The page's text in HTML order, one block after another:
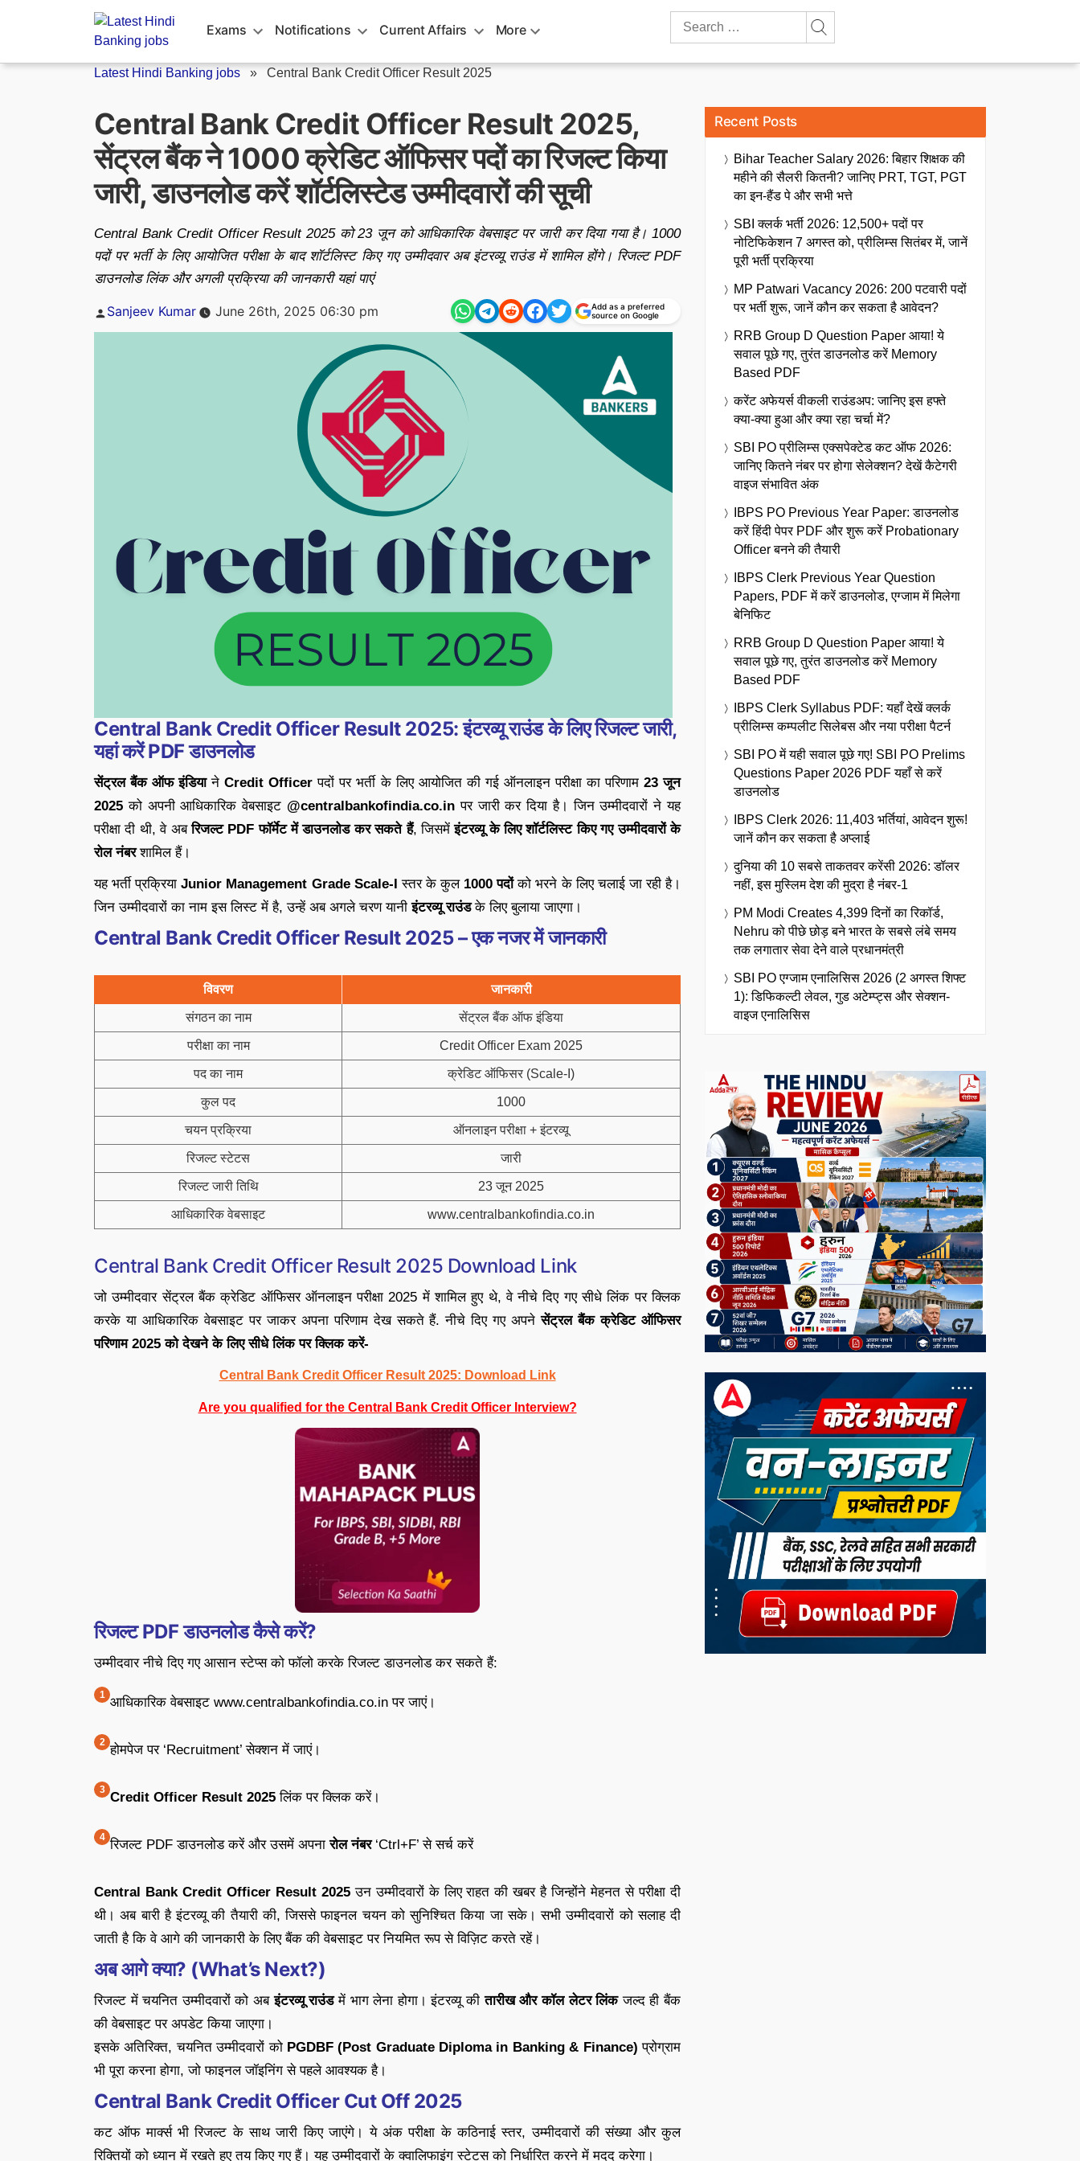
Exams Notifications Current Affairs More
Search
Latest Hindi Banking jobs » Central Bank Credit Officer Result 2025
Central Bank Credit Officer Result 2025,
सेंट्रल बैंक ने 1000 क्रेडिट ऑफिसर पदों का रिजल्ट किया
जारी, डाउनलोड करें शॉर्टलिस्टेड उम्मीदवारों की सूची
Central Bank Credit Officer Result 2025 को 23 जून को आधिकारिक वेबसाइट पर जारी कर दिया गया है। 1000
पदों पर भर्ती के लिए आयोजित परीक्षा के बाद शॉर्टलिस्ट किए गए उम्मीदवार अब इंटरव्यू राउंड में शामिल होंगे। रिजल्ट PDF
डाउनलोड लिंक और अगली प्रक्रिया की जानकारी यहां पाएं
Posted
Sanjeev Kumar June 26th, 2025 06:30 pm
Add as a preferred
source on Google
Central Bank Credit Officer Result 2025: इंटरव्यू राउंड के लिए रिजल्ट जारी,
यहां करें PDF डाउनलोड
सेंट्रल बैंक ऑफ इंडियानेCredit Officer पदों पर भर्ती के लिए आयोजित की गई ऑनलाइन परीक्षा का परिणाम 23 जून
2025 को अपनी आधिकारिक वेबसाइट @centralbankofindia.co.inपर जारी कर दिया है। जिन उम्मीदवारों ने यह
परीक्षा दी थी, वे अबरिजल्ट PDF फॉर्मेट में डाउनलोड कर सकते हैं, जिसमेंइंटरव्यू के लिए शॉर्टलिस्ट किए गए उम्मीदवारों के
रोल नंबरशामिल हैं।
यह भर्ती प्रक्रियाJunior Management Grade Scale-I स्तर के कुल 1000 पदोंको भरने के लिए चलाई जा रही है।
जिन उम्मीदवारों का नाम इस लिस्ट में है, उन्हें अब अगले चरण यानीइंटरव्यू राउंडके लिए बुलाया जाएगा।
Central Bank Credit Officer Result 2025 – एक नजर में जानकारी
विवरण जानकारी
संगठन का नाम सेंट्रल बैंक ऑफ इंडिया
परीक्षा का नाम Credit Officer Exam 2025
पद का नाम क्रेडिट ऑफिसर (Scale-I)
कुल पद 1000
चयन प्रक्रिया ऑनलाइन परीक्षा + इंटरव्यू
रिजल्ट स्टेटस जारी
रिजल्ट जारी तिथि 23 जून 2025
आधिकारिक वेबसाइट www.centralbankofindia.co.in
Central Bank Credit Officer Result 2025 Download Link
जो उम्मीदवार सेंट्रल बैंक क्रेडिट ऑफिसर ऑनलाइन परीक्षा 2025 में शामिल हुए थे, वे नीचे दिए गए सीधे लिंक पर क्लिक
करके या आधिकारिक वेबसाइट पर जाकर अपना परिणाम देख सकते हैं. नीचे दिए गए अपनेसेंट्रल बैंक क्रेडिट ऑफिसर
परिणाम 2025 को देखने के लिए सीधे लिंक पर क्लिक करें-
Central Bank Credit Officer Result 2025: Download Link
Are you qualified for the Central Bank Credit Officer Interview?
रिजल्ट PDF डाउनलोड कैसे करें?
उम्मीदवार नीचे दिए गए आसान स्टेप्स को फॉलो करके रिजल्ट डाउनलोड कर सकते हैं:
आधिकारिक वेबसाइट www.centralbankofindia.co.in पर जाएं।
होमपेज पर ‘Recruitment’ सेक्शन में जाएं।
Credit Officer Result 2025 लिंक पर क्लिक करें।
रिजल्ट PDF डाउनलोड करें और उसमें अपनारोल नंबर‘Ctrl+F’ से सर्च करें
Central Bank Credit Officer Result 2025उन उम्मीदवारों के लिए राहत की खबर है जिन्होंने मेहनत से परीक्षा दी
थी। अब बारी है इंटरव्यू की तैयारी की, जिससे फाइनल चयन को सुनिश्चित किया जा सके। सभी उम्मीदवारों को सलाह दी
जाती है कि वे आगे की जानकारी के लिए बैंक की वेबसाइट पर नियमित रूप से विज़िट करते रहें।
अब आगे क्या? (What’s Next?)
रिजल्ट में चयनित उम्मीदवारों को अबइंटरव्यू राउंडमें भाग लेना होगा। इंटरव्यू कीतारीख और कॉल लेटर लिंकजल्द ही बैंक
की वेबसाइट पर अपडेट किया जाएगा।
इसके अतिरिक्त, चयनित उम्मीदवारों को PGDBF (Post Graduate Diploma in Banking & Finance) प्रोग्राम
भी पूरा करना होगा, जो फाइनल जॉइनिंग से पहले आवश्यक है।
Central Bank Credit Officer Cut Off 2025
कट ऑफ मार्क्स भी रिजल्ट के साथ जारी किए जाएंगे। ये अंक परीक्षा के कठिनाई स्तर, उम्मीदवारों की संख्या और कुल
रिक्तियों को ध्यान में रखते हुए तय किए गए हैं। यह उम्मीदवारों के क्वालिफाइंग स्टेटस को निर्धारित करने में मदद करेगा।
Recent Posts
Bihar Teacher Salary 2026: बिहार शिक्षक की
महीने की सैलरी कितनी? जानिए PRT, TGT, PGT
का इन-हैंड पे और सभी भत्ते
SBI क्लर्क भर्ती 2026: 12,500+ पदों पर
नोटिफिकेशन 7 अगस्त को, प्रीलिम्स सितंबर में, जानें
पूरी भर्ती प्रक्रिया
MP Patwari Vacancy 2026: 200 पटवारी पदों
पर भर्ती शुरू, जानें कौन कर सकता है आवेदन?
RRB Group D Question Paper आया! ये
सवाल पूछे गए, तुरंत डाउनलोड करें Memory
Based PDF
करेंट अफेयर्स वीकली राउंडअप: जानिए इस हफ्ते
क्या-क्या हुआ और क्या रहा चर्चा में?
SBI PO प्रीलिम्स एक्सपेक्टेड कट ऑफ 2026:
जानिए कितने नंबर पर होगा सेलेक्शन? देखें कैटेगरी
वाइज संभावित अंक
IBPS PO Previous Year Paper: डाउनलोड
करें हिंदी पेपर PDF और शुरू करें Probationary
Officer बनने की तैयारी
IBPS Clerk Previous Year Question
Papers, PDF में करें डाउनलोड, एग्जाम में मिलेगा
बेनिफिट
RRB Group D Question Paper आया! ये
सवाल पूछे गए, तुरंत डाउनलोड करें Memory
Based PDF
IBPS Clerk Syllabus PDF: यहाँ देखें क्लर्क
प्रीलिम्स कम्पलीट सिलेबस और नया परीक्षा पैटर्न
SBI PO में यही सवाल पूछे गए! SBI PO Prelims
Questions Paper 2026 PDF यहाँ से करें
डाउनलोड
IBPS Clerk 2026: 11,403 भर्तियां, आवेदन शुरू!
जानें कौन कर सकता है अप्लाई
दुनिया की 10 सबसे ताकतवर करेंसी 2026: डॉलर
नहीं, इस मुस्लिम देश की मुद्रा है नंबर-1
PM Modi Creates 4,399 दिनों का रिकॉर्ड,
Nehru को पीछे छोड़ बने भारत के सबसे लंबे समय
तक लगातार सेवा देने वाले प्रधानमंत्री
SBI PO एग्जाम एनालिसिस 2026 (2 अगस्त शिफ्ट
1): डिफिकल्टी लेवल, गुड अटेम्प्ट्स और सेक्शन-
वाइज एनालिसिस